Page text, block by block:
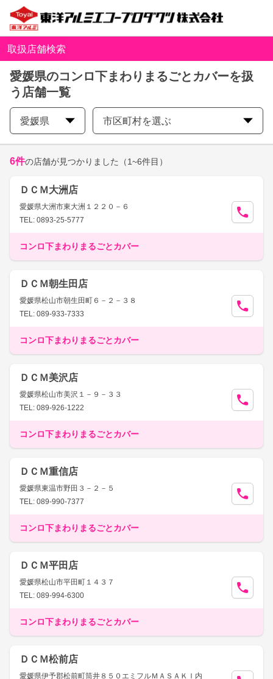
取扱店舗検索
愛媛県のコンロ下まわりまるごとカバーを扱
う店舗一覧
愛媛県 市区町村を選ぶ
6件の店舗が見つかりました （1~6件目）
ＤＣＭ大洲店
愛媛県大洲市東大洲１２２０－６
TEL: 0893-25-5777
コンロ下まわりまるごとカバー
ＤＣＭ朝生田店
愛媛県松山市朝生田町６－２－３８
TEL: 089-933-7333
コンロ下まわりまるごとカバー
ＤＣＭ美沢店
愛媛県松山市美沢１－９－３３
TEL: 089-926-1222
コンロ下まわりまるごとカバー
ＤＣＭ重信店
愛媛県東温市野田３－２－５
TEL: 089-990-7377
コンロ下まわりまるごとカバー
ＤＣＭ平田店
愛媛県松山市平田町１４３７
TEL: 089-994-6300
コンロ下まわりまるごとカバー
ＤＣＭ松前店
愛媛県伊予郡松前町筒井８５０エミフルＭＡＳＡＫＩ内